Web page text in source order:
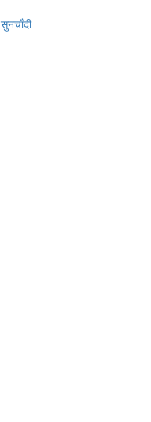
सुनचाँदी